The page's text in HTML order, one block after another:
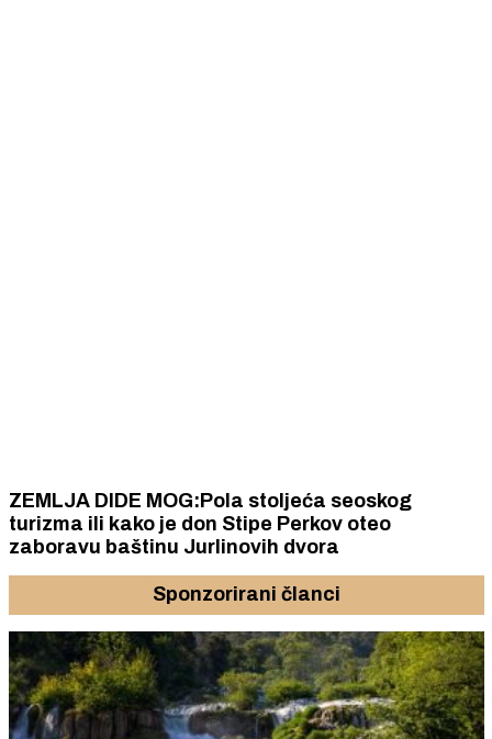
ZEMLJA DIDE MOG:Pola stoljeća seoskog
turizma ili kako je don Stipe Perkov oteo
zaboravu baštinu Jurlinovih dvora
Sponzorirani članci